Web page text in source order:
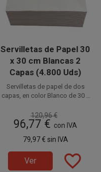
Servilletas de Papel 30
x 30 cm Blancas 2
Capas (4.800 Uds)
Servilletas de papel de dos
capas, en color Blanco de 30 x
Ideales para Degustaciones,
Catering, Fiestas, Restaurantes,
Hostelería y Eventos. Prácticas e
higiénicas.
de 4.800 unidades, distribuidas
en 48 paquetes de 100
unidades.
120,96 €
96,77 € con IVA
79,97 € sin IVA
Ver favorite_border